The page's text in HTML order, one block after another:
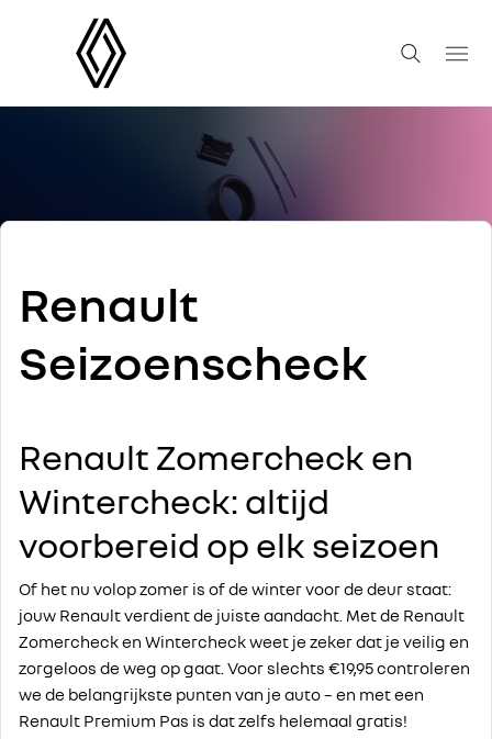
Renault
Seizoenscheck
Renault Zomercheck en
Wintercheck: altijd
voorbereid op elk seizoen
Of het nu volop zomer is of de winter voor de deur staat:
jouw Renault verdient de juiste aandacht. Met de Renault
Zomercheck en Wintercheck weet je zeker dat je veilig en
zorgeloos de weg op gaat. Voor slechts €19,95 controleren
we de belangrijkste punten van je auto – en met een
Renault Premium Pas is dat zelfs helemaal gratis!